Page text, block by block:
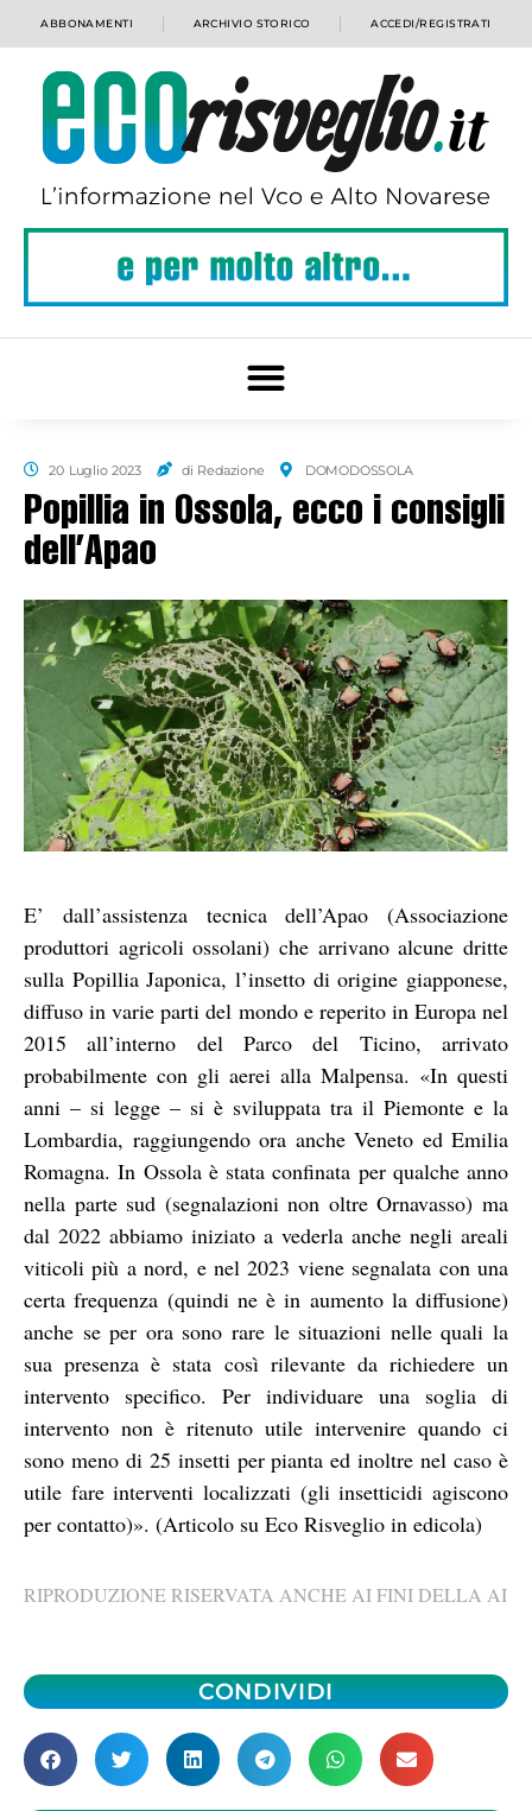
ABBONAMENTI ARCHIVIO STORICO ACCEDI/REGISTRATI
20 Luglio 2023 di Redazione DOMODOSSOLA
Popillia in Ossola, ecco i consigli
dell’Apao
E’ dall’assistenza tecnica dell’Apao (Associazione
produttori agricoli ossolani) che arrivano alcune dritte
sulla Popillia Japonica, l’insetto di origine giapponese,
diffuso in varie parti del mondo e reperito in Europa nel
2015 all’interno del Parco del Ticino, arrivato
probabilmente con gli aerei alla Malpensa. «In questi
anni – si legge – si è sviluppata tra il Piemonte e la
Lombardia, raggiungendo ora anche Veneto ed Emilia
Romagna. In Ossola è stata confinata per qualche anno
nella parte sud (segnalazioni non oltre Ornavasso) ma
dal 2022 abbiamo iniziato a vederla anche negli areali
viticoli più a nord, e nel 2023 viene segnalata con una
certa frequenza (quindi ne è in aumento la diffusione)
anche se per ora sono rare le situazioni nelle quali la
sua presenza è stata così rilevante da richiedere un
intervento specifico. Per individuare una soglia di
intervento non è ritenuto utile intervenire quando ci
sono meno di 25 insetti per pianta ed inoltre nel caso è
utile fare interventi localizzati (gli insetticidi agiscono
per contatto)». (Articolo su Eco Risveglio in edicola)
RIPRODUZIONE RISERVATA ANCHE AI FINI DELLA AI
CONDIVIDI